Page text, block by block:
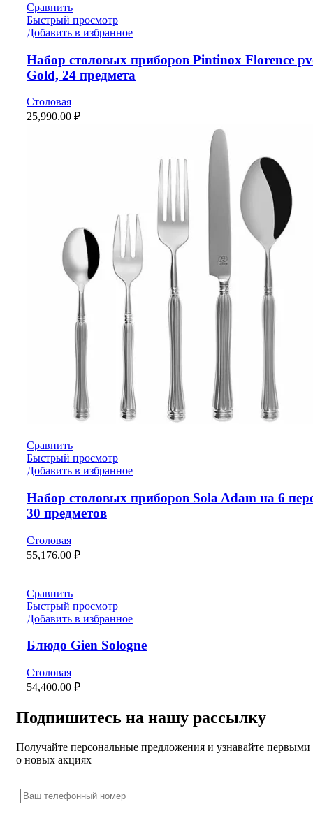
Сравнить
Быстрый просмотр
Добавить в избранное
Набор столовых приборов Pintinox Florence
Gold, 24 предмета
Столовая
25,990.00 ₽
Сравнить
Быстрый просмотр
Добавить в избранное
Набор столовых приборов Sola Adam на 6
30 предметов
Столовая
55,176.00 ₽
Сравнить
Быстрый просмотр
Добавить в избранное
Блюдо Gien Sologne
Столовая
54,400.00 ₽
Подпишитесь на нашу рассылку
Получайте персональные предложения и узнавайте первыми
о новых акциях